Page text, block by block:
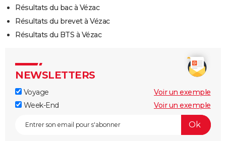
Résultats du bac à Vézac
Résultats du brevet à Vézac
Résultats du BTS à Vézac
NEWSLETTERS
Voyage
Voir un exemple
Week-End
Voir un exemple